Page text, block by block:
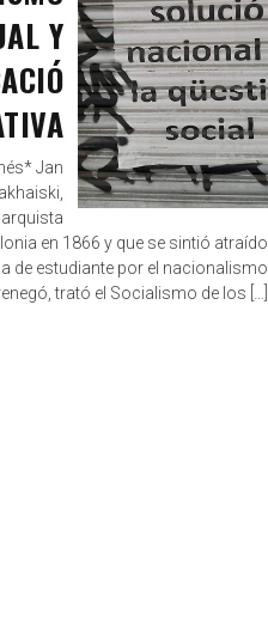
Y
Jan
en 1866 y que se sintió atraído
de estudiante por el nacionalismo
trató el Socialismo de los […]